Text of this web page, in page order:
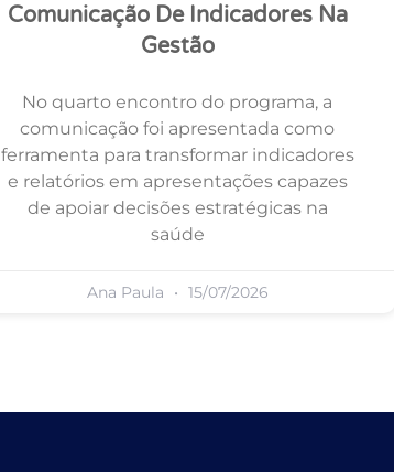
Comunicação De Indicadores Na
Gestão
No quarto encontro do programa, a
comunicação foi apresentada como
ferramenta para transformar indicadores
e relatórios em apresentações capazes
de apoiar decisões estratégicas na
saúde
Ana Paula 15/07/2026